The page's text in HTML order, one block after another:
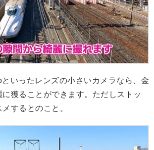
いったレンズの小さいカメラなら、金
獲ることができます。ただしストッ
するとのこと。